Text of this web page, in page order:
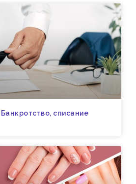
списание